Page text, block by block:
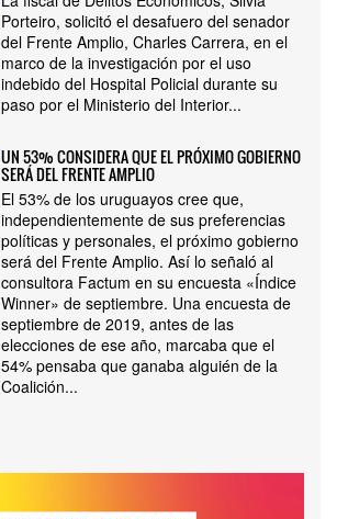
Porteiro, solicitó el desafuero del senador
del Frente Amplio, Charles Carrera, en el
marco de la investigación por el uso
indebido del Hospital Policial durante su
paso por el Ministerio del Interior...
UN 53% CONSIDERA QUE EL PRÓXIMO GOBIERNO
SERÁ DEL FRENTE AMPLIO
El 53% de los uruguayos cree que,
independientemente de sus preferencias
políticas y personales, el próximo gobierno
será del Frente Amplio. Así lo señaló al
consultora Factum en su encuesta «Índice
Winner» de septiembre. Una encuesta de
septiembre de 2019, antes de las
elecciones de ese año, marcaba que el
54% pensaba que ganaba alguién de la
Coalición...